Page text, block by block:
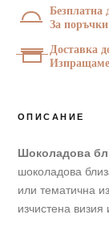
Безплатна
За
Доставка
ОПИСАНИЕ
Шоколадова
шоколадова
или тематична
изчистена